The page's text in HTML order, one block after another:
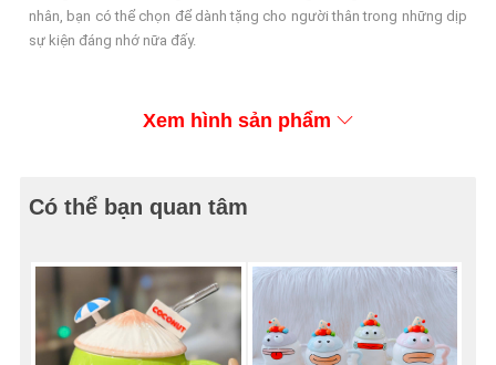
nhân, bạn có thể chọn để dành tặng cho người thân trong những dịp
sự kiện đáng nhớ nữa đấy.
Xem hình sản phẩm
Có thể bạn quan tâm